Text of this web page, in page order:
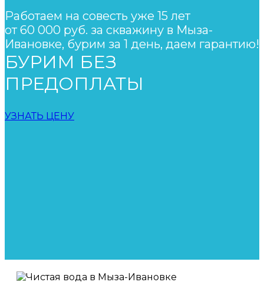
Работаем на совесть уже 15 лет
от 60 000 руб. за скважину в Мыза-
Ивановке, бурим за 1 день, даем гарантию!
БУРИМ БЕЗ
ПРЕДОПЛАТЫ
УЗНАТЬ ЦЕНУ